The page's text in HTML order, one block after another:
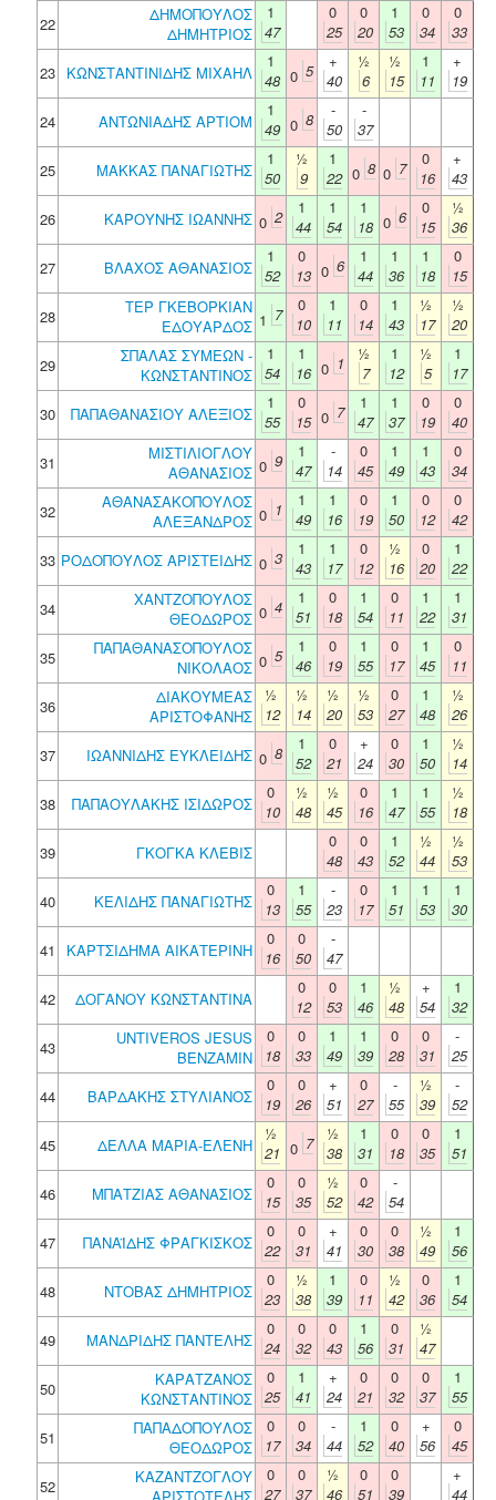
22
ΔΗΜΟΠΟΥΛΟΣ
ΔΗΜΗΤΡΙΟΣ
1
47
0
25
0
20
1
53
0
34
0
33
23 ΚΩΝΣΤΑΝΤΙΝΙΔΗΣ ΜΙΧΑΗΛ
1
48 0 5
+
40
½
6
½
15
1
11
+
19
24
ΑΝΤΩΝΙΑΔΗΣ ΑΡΤΙΟΜ
1
49 0 8
-
50
-
37
25
ΜΑΚΚΑΣ ΠΑΝΑΓΙΩΤΗΣ
1
50
½
9
1
22 0 8 0 7
0
16
+
43
26
ΚΑΡΟΥΝΗΣ ΙΩΑΝΝΗΣ 0 2
1
44
1
54
1
18 0 6
0
15
½
36
27
ΒΛΑΧΟΣ ΑΘΑΝΑΣΙΟΣ
1
52
0
13 0 6
1
44
1
36
1
18
0
15
28
ΤΕΡ ΓΚΕΒΟΡΚΙΑΝ
ΕΔΟΥΑΡΔΟΣ 1 7
0
10
1
11
0
14
1
43
½
17
½
20
29
ΣΠΑΛΑΣ ΣΥΜΕΩΝ -
ΚΩΝΣΤΑΝΤΙΝΟΣ
1
54
1
16 0 1
½
7
1
12
½
5
1
17
30
ΠΑΠΑΘΑΝΑΣΙΟΥ ΑΛΕΞΙΟΣ
1
55
0
15 0 7
1
47
1
37
0
19
0
40
31
ΜΙΣΤΙΛΙΟΓΛΟΥ
ΑΘΑΝΑΣΙΟΣ 0 9
1
47
-
14
0
45
1
49
1
43
0
34
32
ΑΘΑΝΑΣΑΚΟΠΟΥΛΟΣ
ΑΛΕΞΑΝΔΡΟΣ 0 1
1
49
1
16
0
19
1
50
0
12
0
42
33 ΡΟΔΟΠΟΥΛΟΣ ΑΡΙΣΤΕΙΔΗΣ 0 3
1
43
1
17
0
12
½
16
0
20
1
22
34
ΧΑΝΤΖΟΠΟΥΛΟΣ
ΘΕΟΔΩΡΟΣ 0 4
1
51
0
18
1
54
0
11
1
22
1
31
35
ΠΑΠΑΘΑΝΑΣΟΠΟΥΛΟΣ
ΝΙΚΟΛΑΟΣ 0 5
1
46
0
19
1
55
0
17
1
45
0
11
36
ΔΙΑΚΟΥΜΕΑΣ
ΑΡΙΣΤΟΦΑΝΗΣ
½
12
½
14
½
20
½
53
0
27
1
48
½
26
37
ΙΩΑΝΝΙΔΗΣ ΕΥΚΛΕΙΔΗΣ 0 8
1
52
0
21
+
24
0
30
1
50
½
14
38
ΠΑΠΑΟΥΛΑΚΗΣ ΙΣΙΔΩΡΟΣ
0
10
½
48
½
45
0
16
1
47
1
55
½
18
39
ΓΚΟΓΚΑ ΚΛΕΒΙΣ
0
48
0
43
1
52
½
44
½
53
40
ΚΕΛΙΔΗΣ ΠΑΝΑΓΙΩΤΗΣ
0
13
1
55
-
23
0
17
1
51
1
53
1
30
41
ΚΑΡΤΣΙΔΗΜΑ ΑΙΚΑΤΕΡΙΝΗ
0
16
0
50
-
47
42
ΔΟΓΑΝΟΥ ΚΩΝΣΤΑΝΤΙΝΑ
0
12
0
53
1
46
½
48
+
54
1
32
43
UNTIVEROS JESUS
BENZAMIN
0
18
0
33
1
49
1
39
0
28
0
31
-
25
44
ΒΑΡΔΑΚΗΣ ΣΤΥΛΙΑΝΟΣ
0
19
0
26
+
51
0
27
-
55
½
39
-
52
45
ΔΕΛΛΑ ΜΑΡΙΑ-ΕΛΕΝΗ
½
21 0 7
½
38
1
31
0
18
0
35
1
51
46
ΜΠΑΤΖΙΑΣ ΑΘΑΝΑΣΙΟΣ
0
15
0
35
½
52
0
42
-
54
47
ΠΑΝΑΪΔΗΣ ΦΡΑΓΚΙΣΚΟΣ
0
22
0
31
+
41
0
30
0
38
½
49
1
56
48
ΝΤΟΒΑΣ ΔΗΜΗΤΡΙΟΣ
0
23
½
38
1
39
0
11
½
42
0
36
1
54
49
ΜΑΝΔΡΙΔΗΣ ΠΑΝΤΕΛΗΣ
0
24
0
32
0
43
1
56
0
31
½
47
50
ΚΑΡΑΤΖΑΝΟΣ
ΚΩΝΣΤΑΝΤΙΝΟΣ
0
25
1
41
+
24
0
21
0
32
0
37
1
55
51
ΠΑΠΑΔΟΠΟΥΛΟΣ
ΘΕΟΔΩΡΟΣ
0
17
0
34
-
44
1
52
0
40
+
56
0
45
52
ΚΑΖΑΝΤΖΟΓΛΟΥ
0
27
0
37
½
46
0
51
0
39
+
44